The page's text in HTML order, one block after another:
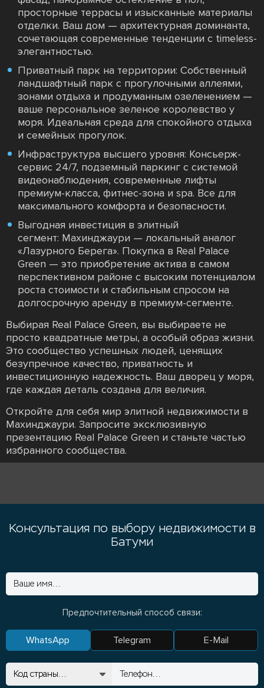
просторные террасы и изысканные материалы
отделки. Ваш дом — архитектурная доминанта,
сочетающая современные тенденции с timeless-
элегантностью.
Приватный парк на территории: Собственный
ландшафтный парк с прогулочными аллеями,
зонами отдыха и продуманным озеленением —
ваше персональное зеленое королевство у
моря. Идеальная среда для спокойного отдыха
и семейных прогулок.
Инфраструктура высшего уровня: Консьерж-
сервис 24/7, подземный паркинг с системой
видеонаблюдения, современные лифты
премиум-класса, фитнес-зона и spa. Все для
максимального комфорта и безопасности.
Выгодная инвестиция в элитный
сегмент: Махинджаури — локальный аналог
«Лазурного Берега». Покупка в Real Palace
Green — это приобретение актива в самом
перспективном районе с высоким потенциалом
роста стоимости и стабильным спросом на
долгосрочную аренду в премиум-сегменте.
Выбирая Real Palace Green, вы выбираете не
просто квадратные метры, а особый образ жизни.
Это сообщество успешных людей, ценящих
безупречное качество, приватность и
инвестиционную надежность. Ваш дворец у моря,
где каждая деталь создана для величия.
Откройте для себя мир элитной недвижимости в
Махинджаури. Запросите эксклюзивную
презентацию Real Palace Green и станьте частью
избранного сообщества.
Консультация по выбору недвижимости в
Батуми
Предпочтительный способ связи:
WhatsApp Telegram E-Mail